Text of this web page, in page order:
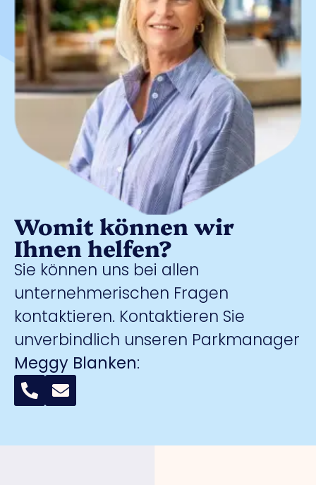
Womit können wir
Ihnen helfen?
Sie können uns bei allen
unternehmerischen Fragen
kontaktieren. Kontaktieren Sie
unverbindlich unseren Parkmanager
Meggy Blanken: